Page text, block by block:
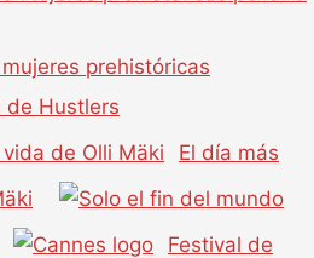
prehistóricas
de Hustlers
El día más
Festival de